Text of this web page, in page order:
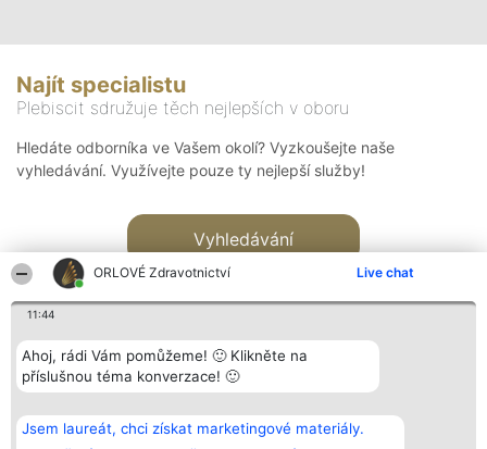
ORLOVÉ Zdravotnictví Live chat
11:44
Ahoj, rádi Vám pomůžeme! 🙂 Klikněte na
příslušnou téma konverzace! 🙂
Jsem laureát, chci získat marketingové materiály.
Najít specialistu
Plebiscit sdružuje těch nejlepších v oboru
Hledáte odborníka ve Vašem okolí? Vyzkoušejte naše
vyhledávání. Využívejte pouze ty nejlepší služby!
Vyhledávání
Bright Side Solutions sp. z o.
o. sp. k.
Vítězové
Seznam všech
Kontakt